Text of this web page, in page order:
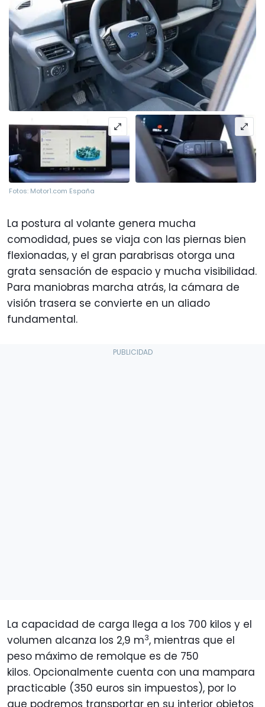
Fotos: Motor1.com España
La postura al volante genera mucha
comodidad, pues se viaja con las piernas bien
flexionadas, y el gran parabrisas otorga una
grata sensación de espacio y mucha visibilidad.
Para maniobras marcha atrás, la cámara de
visión trasera se convierte en un aliado
fundamental.
La capacidad de carga llega a los 700 kilos y el
volumen alcanza los 2,9 m3, mientras que el
peso máximo de remolque es de 750
kilos. Opcionalmente cuenta con una mampara
practicable (350 euros sin impuestos), por lo
que podremos transportar en su interior objetos